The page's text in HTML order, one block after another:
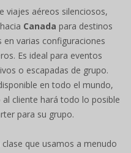
viajes aéreos silenciosos,
Canada para destinos
varias configuraciones
Es ideal para eventos
o escapadas de grupo.
en todo el mundo,
cliente hará todo lo posible
para su grupo.
que usamos a menudo